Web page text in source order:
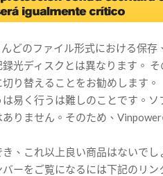
どのファイル形式における保
光ディスクとは異なります。
り替えることをお勧めします。
易く行うは難しのことです。
りません。そのため、
、これ以上良い商品はないでし
バーをご覧になるには下記のリ